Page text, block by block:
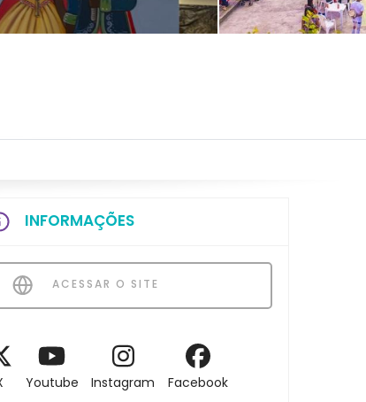
INFORMAÇÕES
ACESSAR O SITE
Youtube Instagram Facebook